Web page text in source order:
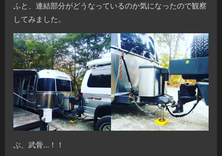
ふと、連結部分がどうなっているのか気になったので観察
してみました。
ぶ、武骨…！！